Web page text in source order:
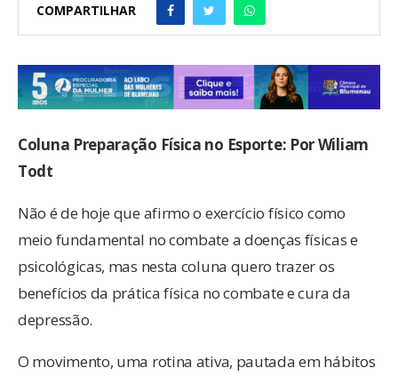
COMPARTILHAR
Coluna Preparação Física no Esporte: Por Wiliam
Todt
Não é de hoje que afirmo o exercício físico como
meio fundamental no combate a doenças físicas e
psicológicas, mas nesta coluna quero trazer os
benefícios da prática física no combate e cura da
depressão.
O movimento, uma rotina ativa, pautada em hábitos